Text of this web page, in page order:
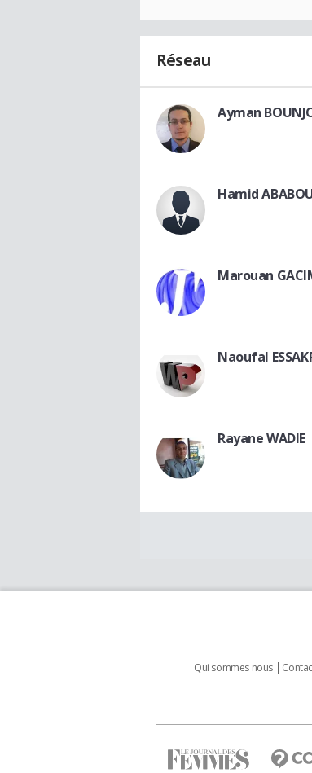
Réseau
Ayman
Hamid
Marouan
Naoufal
Rayane WADIE
Qui sommes nous